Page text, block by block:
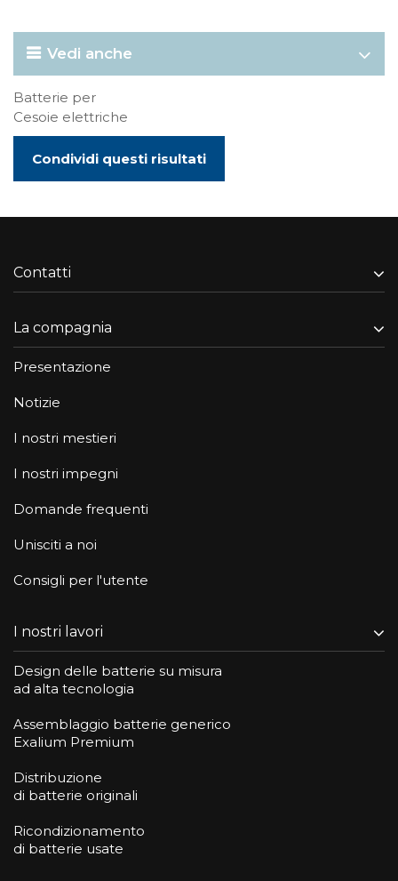
Vedi anche
Batterie per
Cesoie elettriche
Condividi questi risultati
Contatti
La compagnia
Presentazione
Notizie
I nostri mestieri
I nostri impegni
Domande frequenti
Unisciti a noi
Consigli per l'utente
I nostri lavori
Design delle batterie su misura
ad alta tecnologia
Assemblaggio batterie generico
Exalium Premium
Distribuzione
di batterie originali
Ricondizionamento
di batterie usate